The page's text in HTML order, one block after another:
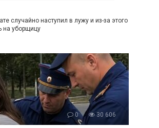
случайно наступил в лужу и из-за этого
на уборщицу
0 30 606